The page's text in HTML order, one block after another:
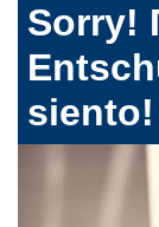
Sorry!